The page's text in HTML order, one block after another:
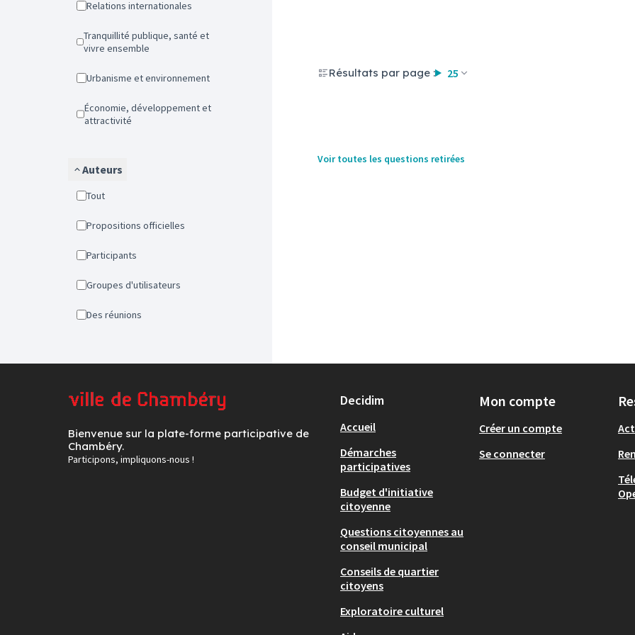
Relations internationales
Tranquillité publique, santé et
vivre ensemble
Urbanisme et environnement
Économie, développement et
attractivité
Auteurs
Tout
Propositions officielles
Participants
Groupes d'utilisateurs
Des réunions
Résultats par page : 25
Voir toutes les questions retirées
Bienvenue sur la plate-forme participative de
Chambéry.
Participons, impliquons-nous !
Decidim
Accueil
Démarches
participatives
Budget d'initiative
citoyenne
Questions citoyennes au
conseil municipal
Conseils de quartier
citoyens
Exploratoire culturel
Mon compte
Créer un compte
Se connecter